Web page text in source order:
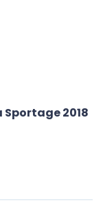
Sportage 2018